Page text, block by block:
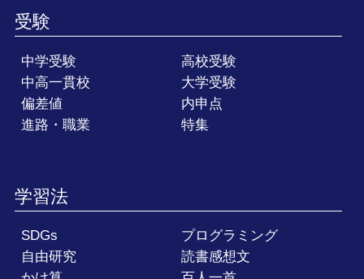
受験
中学受験
高校受験
中高一貫校
大学受験
偏差値
内申点
進路・職業
特集
学習法
SDGs
プログラミング
自由研究
読書感想文